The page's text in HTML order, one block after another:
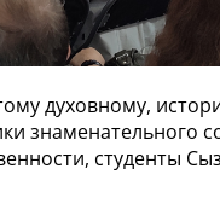
духовному,
знаменательного
студенты